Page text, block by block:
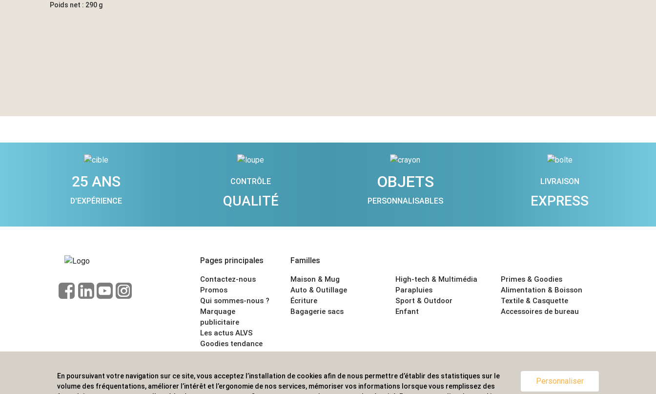
Poids net : 290 g
25 ANS
D'EXPÉRIENCE
CONTRÔLE
QUALITÉ
OBJETS
PERSONNALISABLES
LIVRAISON
EXPRESS
Pages principales
Contactez-nous
Promos
Qui sommes-nous ?
Marquage
publicitaire
Les actus ALVS
Goodies tendance
CGV
Familles
Maison & Mug
Auto & Outillage
Écriture
Bagagerie sacs
High-tech & Multimédia
Parapluies
Sport & Outdoor
Enfant
Primes & Goodies
Alimentation & Boisson
Textile & Casquette
Accessoires de bureau
ALVS, fournisseur d'objets publicitaires, pour les professionnels. Une implantation nationale, une couverture internationale.
En poursuivant votre navigation sur ce site, vous acceptez l’installation de cookies afin de nous permettre d’établir des statistiques sur le
volume des fréquentations, améliorer l’intérêt et l’ergonomie de nos services, mémoriser vos informations lorsque vous remplissez des
Personnaliser